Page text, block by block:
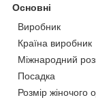
Основні
Виробник
Країна виробник
Міжнародний
Посадка
Розмір жіночого